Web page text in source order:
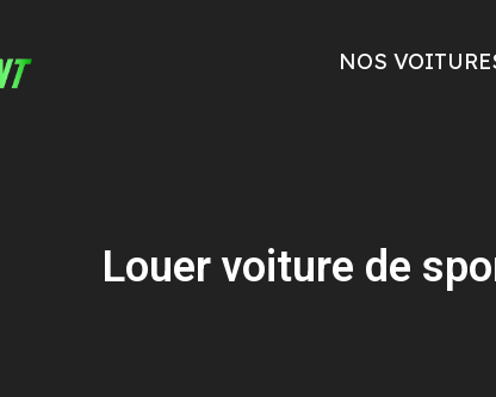
NOS
Louer voiture de